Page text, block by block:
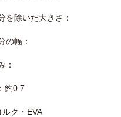
を除いた大きさ：
の幅：
：
約0.7
ク・EVA